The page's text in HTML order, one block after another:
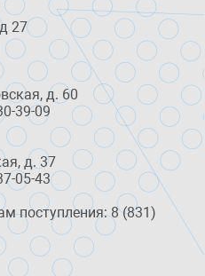
27
д. 60
39-09
д. 37
05-43
поступления: 8 (831)